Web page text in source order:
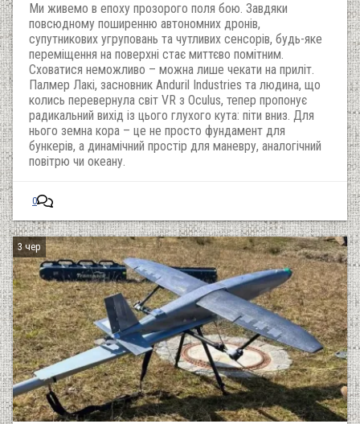
Ми живемо в епоху прозорого поля бою. Завдяки
повсюдному поширенню автономних дронів,
супутникових угруповань та чутливих сенсорів, будь-яке
переміщення на поверхні стає миттєво помітним.
Сховатися неможливо – можна лише чекати на приліт.
Палмер Лакі, засновник Anduril Industries та людина, що
колись перевернула світ VR з Oculus, тепер пропонує
радикальний вихід із цього глухого кута: піти вниз. Для
нього земна кора – це не просто фундамент для
бункерів, а динамічний простір для маневру, аналогічний
повітрю чи океану.
0
3 чер